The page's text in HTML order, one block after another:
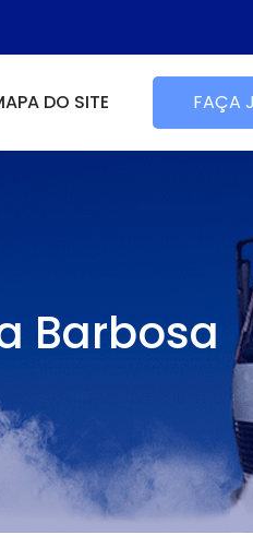
DO SITE FAÇA
Barbosa